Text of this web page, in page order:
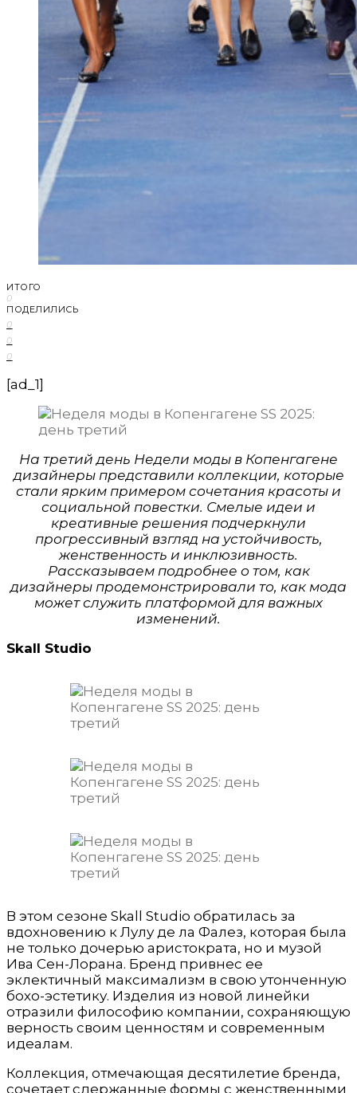
ИТОГО
0
ПОДЕЛИЛИСЬ
0
0
0
[ad_1]
На третий день Недели моды в Копенгагене
дизайнеры представили коллекции, которые
стали ярким примером сочетания красоты и
социальной повестки. Смелые идеи и
креативные решения подчеркнули
прогрессивный взгляд на устойчивость,
женственность и инклюзивность.
Рассказываем подробнее о том, как
дизайнеры продемонстрировали то, как мода
может служить платформой для важных
изменений.
Skall Studio
В этом сезоне Skall Studio обратилась за
вдохновению к Лулу де ла Фалез, которая была
не только дочерью аристократа, но и музой
Ива Сен-Лорана. Бренд привнес ее
эклектичный максимализм в свою утонченную
бохо-эстетику. Изделия из новой линейки
отразили философию компании, сохраняющую
верность своим ценностям и современным
идеалам.
Коллекция, отмечающая десятилетие бренда,
сочетает сдержанные формы с женственными